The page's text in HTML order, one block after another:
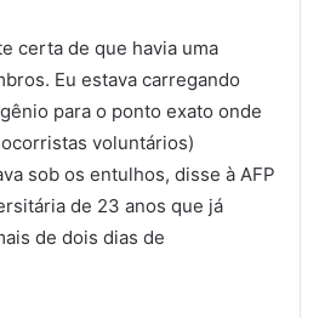
certa de que havia uma
Eu estava carregando
para o ponto exato onde
voluntários)
sob os entulhos, disse à AFP
de 23 anos que já
de dois dias de